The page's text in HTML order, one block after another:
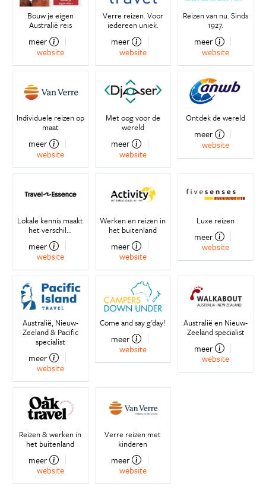
Bouw je eigen
Australië reis
meer
website
Verre reizen. Voor
iedereen uniek.
meer
website
Reizen van nu. Sinds
1927.
meer
website
Individuele reizen op
maat
meer
website
Met oog voor de
wereld
meer
website
Ontdek de wereld
meer
website
Lokale kennis maakt
het verschil...
meer
website
Werken en reizen in
het buitenland
meer
website
Luxe reizen
meer
website
Australië, Nieuw-
Zeeland & Pacific
specialist
meer
website
Come and say g'day!
meer
website
Australië en Nieuw-
Zeeland specialist
meer
website
Reizen & werken in
het buitenland
meer
website
Verre reizen met
kinderen
meer
website